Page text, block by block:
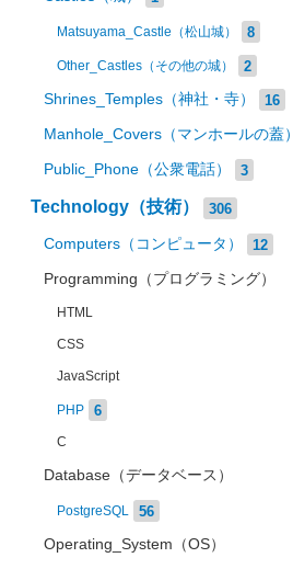
Matsuyama_Castle（松山城） 8
Other_Castles（その他の城） 2
Shrines_Temples（神社・寺） 16
Manhole_Covers（マンホールの蓋）
Public_Phone（公衆電話） 3
Technology（技術） 306
Computers（コンピュータ） 12
Programming（プログラミング）
HTML
CSS
JavaScript
PHP 6
C
Database（データベース）
PostgreSQL 56
Operating_System（OS）